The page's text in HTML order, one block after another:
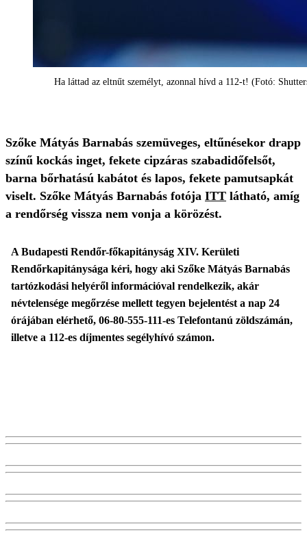
Ha láttad az eltnűt személyt, azonnal hívd a 112-t! (Fotó:
Szőke Mátyás Barnabás szemüveges, eltűnésekor drapp
színű kockás inget, fekete cipzáras szabadidőfelsőt,
barna bőrhatású kabátot és lapos, fekete pamutsapkát
viselt. Szőke Mátyás Barnabás fotója ITT látható, amíg
a rendőrség vissza nem vonja a körözést.
A Budapesti Rendőr-főkapitányság XIV. Kerületi
Rendőrkapitánysága kéri, hogy aki Szőke Mátyás Barnabás
tartózkodási helyéről információval rendelkezik, akár
névtelensége megőrzése mellett tegyen bejelentést a nap 24
órájában elérhető, 06-80-555-111-es Telefontanú zöldszámán,
illetve a 112-es díjmentes segélyhívó számon.